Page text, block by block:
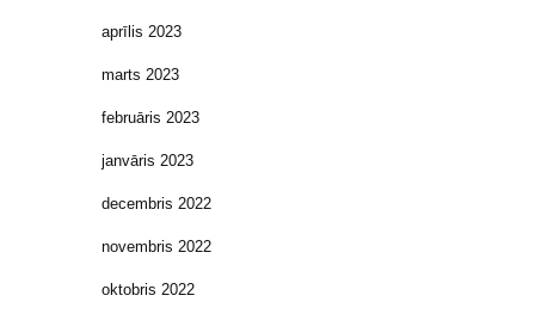
aprīlis 2023
marts 2023
februāris 2023
janvāris 2023
decembris 2022
novembris 2022
oktobris 2022